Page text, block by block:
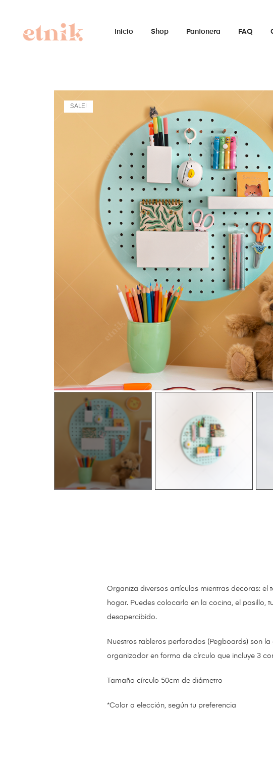
Inicio Shop Pantonera FAQ
SALE!
Organiza diversos artículos mientras decoras:
hogar. Puedes colocarlo en la cocina, el pasillo,
desapercibido.
Nuestros tableros perforados (Pegboards) son
organizador en forma de círculo que incluye 3
Tamaño círculo 50cm de diámetro
*Color a elección, según tu preferencia